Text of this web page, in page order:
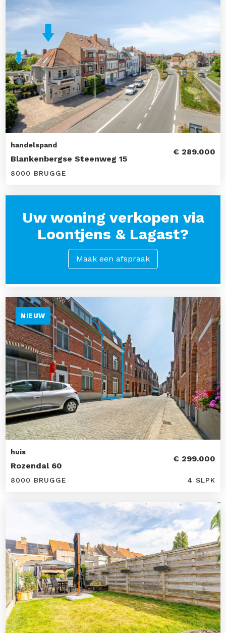
handelspand
Blankenbergse Steenweg 15
€ 289.000
8000 BRUGGE
Uw woning verkopen via
Loontjens & Lagast?
Maak een afspraak
NIEUW
huis
Rozendal 60
€ 299.000
8000 BRUGGE 4 SLPK